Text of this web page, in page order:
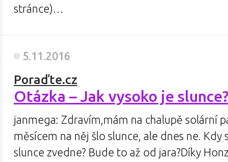
stránce)…
5.11.2016
Poraďte.cz
Otázka – Jak vysoko je
janmega: Zdravím,mám na chalupě solární
měsícem na něj šlo slunce, ale dnes ne. Kdy
slunce zvedne? Bude to až od jara?Díky